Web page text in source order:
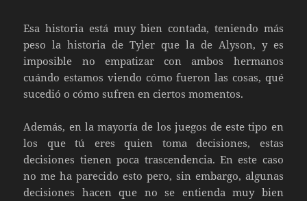
Esa historia está muy bien contada, teniendo más
peso la historia de Tyler que la de Alyson, y es
imposible no empatizar con ambos hermanos
cuándo estamos viendo cómo fueron las cosas, qué
sucedió o cómo sufren en ciertos momentos.
Además, en la mayoría de los juegos de este tipo en
los que tú eres quien toma decisiones, estas
decisiones tienen poca trascendencia. En este caso
no me ha parecido esto pero, sin embargo, algunas
decisiones hacen que no se entienda muy bien